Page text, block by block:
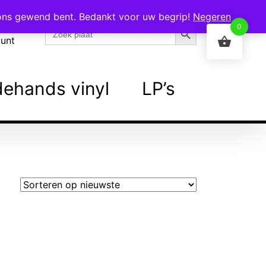
naar:
Zoekknop
vinyl LP’s
gewend bent. Bedankt voor uw begrip! Negeren
0